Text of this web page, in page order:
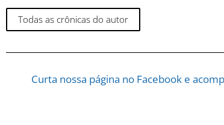
Todas as crônicas do autor
Curta nossa página no Facebook e